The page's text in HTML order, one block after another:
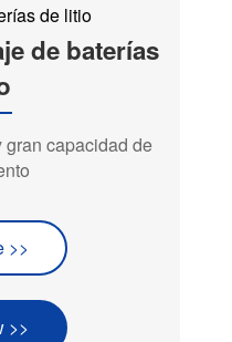
de litio
de baterías
capacidad de
>>
>>